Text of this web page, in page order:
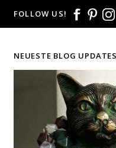
FOLLOW US!
NEUESTE BLOG UPDATES